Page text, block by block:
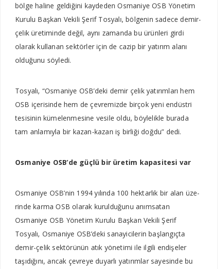
bölge haline geldiğini kaydeden Osmaniye OSB Yönetim
Kurulu Başkan Vekili Şerif Tosyalı, bölgenin sadece demir-
çelik üretiminde değil, aynı zamanda bu ürünle­ri girdi
olarak kullanan sektör­ler için de cazip bir yatırım alanı
olduğunu söyledi.
Tosyalı, “Os­maniye OSB’deki demir çelik yatırımları hem
OSB içerisinde hem de çevremizde birçok yeni endüstri
tesisinin kümelenme­sine vesile oldu, böylelikle bura­da
tam anlamıyla bir kazan-ka­zan iş birliği doğdu” dedi.
Osmaniye OSB’de güçlü bir üretim kapasitesi var
Osmaniye OSB’nin 1994 yı­lında 100 hektarlık bir alan üze­
rinde karma OSB olarak kurul­duğunu anımsatan
Osmaniye OSB Yönetim Kurulu Başkan Vekili Şerif
Tosyalı, Osmaniye OSB’deki sanayicilerin başlan­gıçta
demir-çelik sektörünün atık yönetimi ile ilgili endişeler
taşıdığını, ancak çevreye duyar­lı yatırımlar sayesinde bu